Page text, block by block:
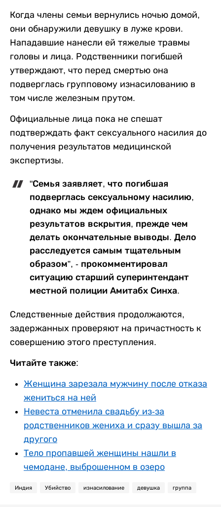
Когда члены семьи вернулись ночью домой,
они обнаружили девушку в луже крови.
Нападавшие нанесли ей тяжелые травмы
головы и лица. Родственники погибшей
утверждают, что перед смертью она
подверглась групповому изнасилованию в
том числе железным прутом.
Официальные лица пока не спешат
подтверждать факт сексуального насилия до
получения результатов медицинской
экспертизы.
"Семья заявляет, что погибшая
подверглась сексуальному насилию,
однако мы ждем официальных
результатов вскрытия, прежде чем
делать окончательные выводы. Дело
расследуется самым тщательным
образом”, - прокомментировал
ситуацию старший суперинтендант
местной полиции Амитабх Синха.
Следственные действия продолжаются,
задержанных проверяют на причастность к
совершению этого преступления.
Читайте также:
Женщина зарезала мужчину после отказа
жениться на ней
Невеста отменила свадьбу из-за
родственников жениха и сразу вышла за
другого
Тело пропавшей женщины нашли в
чемодане, выброшенном в озеро
Индия Убийство изнасилование девушка группа